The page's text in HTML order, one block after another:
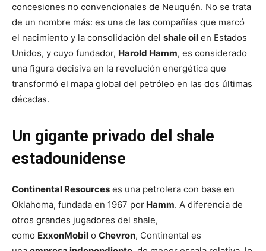
concesiones no convencionales de Neuquén. No se trata
de un nombre más: es una de las compañías que marcó
el nacimiento y la consolidación del shale oil en Estados
Unidos, y cuyo fundador, Harold Hamm, es considerado
una figura decisiva en la revolución energética que
transformó el mapa global del petróleo en las dos últimas
décadas.
Un gigante privado del shale
estadounidense
Continental Resources es una petrolera con base en
Oklahoma, fundada en 1967 por Hamm. A diferencia de
otros grandes jugadores del shale,
como ExxonMobil o Chevron, Continental es